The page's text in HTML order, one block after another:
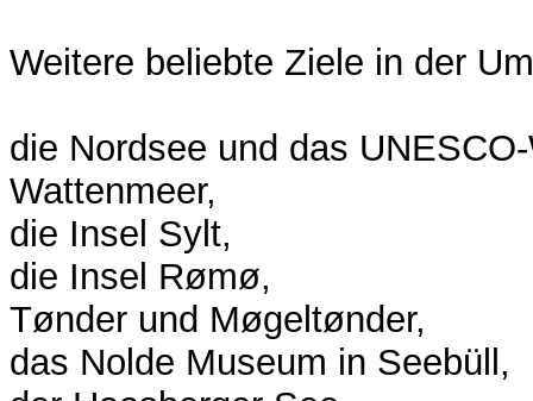
Weitere beliebte Ziele in der
die Nordsee und das
Wattenmeer,
die Insel Sylt,
die Insel Rømø,
Tønder und Møgeltønder,
das Nolde Museum in Seebüll,